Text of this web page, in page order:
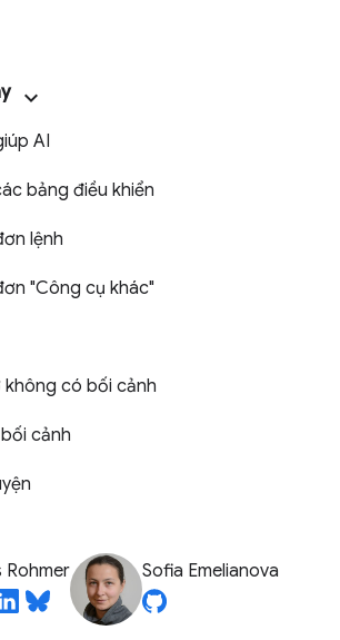
AI
bảng điều khiển
lệnh
"Công cụ khác"
không có bối cảnh
cảnh
Rohmer Sofia Emelianova